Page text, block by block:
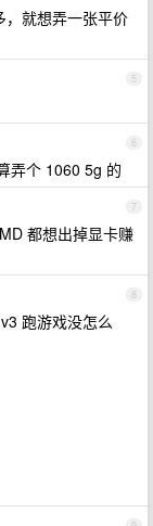
，就想弄一张平价
5
6
弄个 1060 5g 的
7
都想出掉显卡赚
8
跑游戏没怎么